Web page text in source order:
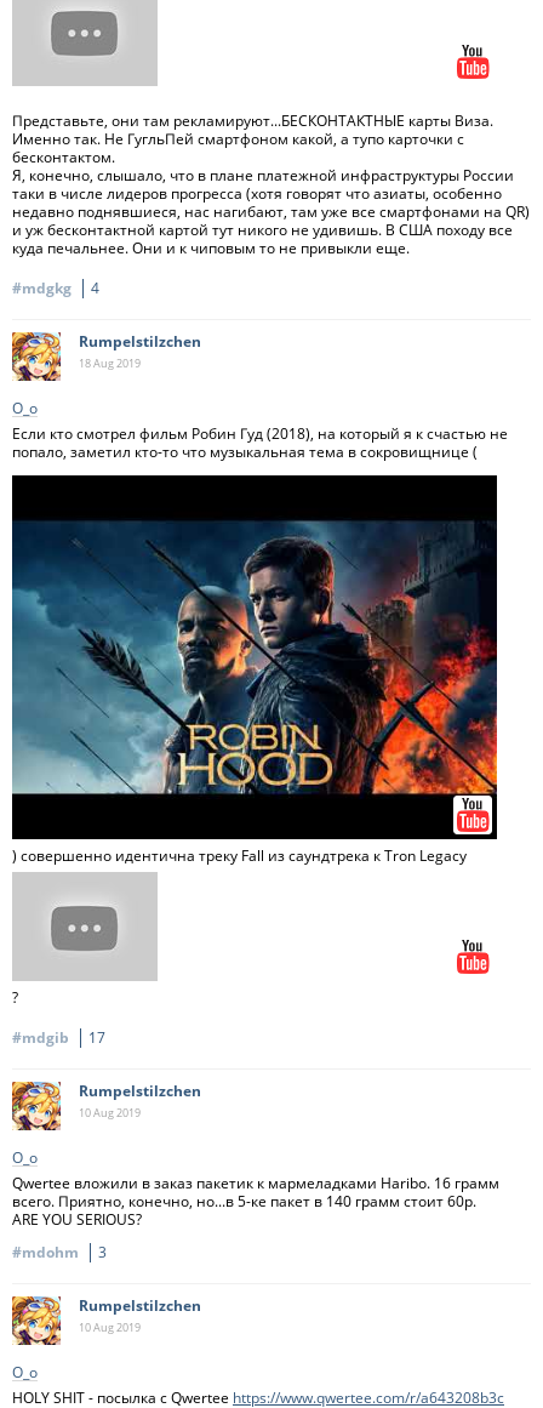
Представьте, они там рекламируют...БЕСКОНТАКТНЫЕ карты Виза.
Именно так. Не ГугльПей смартфоном какой, а тупо карточки с
бесконтактом.
Я, конечно, слышало, что в плане платежной инфраструктуры России
таки в числе лидеров прогресса (хотя говорят что азиаты, особенно
недавно поднявшиеся, нас нагибают, там уже все смартфонами на QR)
и уж бесконтактной картой тут никого не удивишь. В США походу все
куда печальнее. Они и к чиповым то не привыкли еще.
#mdgkg
4
Rumpelstilzchen
18 Aug2019
О_о
Если кто смотрел фильм Робин Гуд (2018), на который я к счастью не
попало, заметил кто-то что музыкальная тема в сокровищнице (
) совершенно идентична треку Fall из саундтрека к Tron Legacy
?
#mdgib
17
Rumpelstilzchen
10 Aug2019
О_о
Qwertee вложили в заказ пакетик к мармеладками Haribo. 16 грамм
всего. Приятно, конечно, но...в 5-ке пакет в 140 грамм стоит 60р.
ARE YOU SERIOUS?
#mdohm
3
Rumpelstilzchen
10 Aug2019
О_о
HOLY SHIT - посылка с Qwertee https://www.qwertee.com/r/a643208b3c